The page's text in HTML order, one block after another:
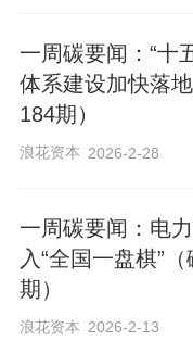
“东部推理、西
地理”
你手机里那
Token，它的“产
过去，数据中
一周碳要闻：“十
体系建设加快落
184期）
浪花资本 2026-2-28
一周碳要闻：电
入“全国一盘棋”
期）
浪花资本 2026-2-13